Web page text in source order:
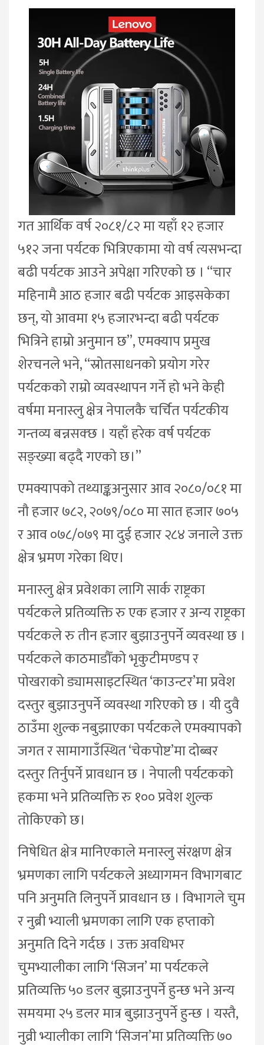
गत आर्थिक वर्ष २०८१/८२ मा यहाँ १२ हजार
५१२ जना पर्यटक भित्रिएकामा यो वर्ष त्यसभन्दा
बढी पर्यटक आउने अपेक्षा गरिएको छ । “चार
महिनामै आठ हजार बढी पर्यटक आइसकेका
छन्, यो आवमा १५ हजारभन्दा बढी पर्यटक
भित्रिने हाम्रो अनुमान छ”, एमक्याप प्रमुख
शेरचनले भने, “स्रोतसाधनको प्रयोग गरेर
पर्यटकको राम्रो व्यवस्थापन गर्ने हो भने केही
वर्षमा मनास्लु क्षेत्र नेपालकै चर्चित पर्यटकीय
गन्तव्य बन्नसक्छ । यहाँ हरेक वर्ष पर्यटक
सङ्ख्या बढ्दै गएको छ।”
एमक्यापको तथ्याङ्कअनुसार आव २०८०/०८१ मा
नौ हजार ७८२, २०७९/०८० मा सात हजार ७०५
र आव ०७८/०७९ मा दुई हजार २८४ जनाले उक्त
क्षेत्र भ्रमण गरेका थिए।
मनास्लु क्षेत्र प्रवेशका लागि सार्क राष्ट्रका
पर्यटकले प्रतिव्यक्ति रु एक हजार र अन्य राष्ट्रका
पर्यटकले रु तीन हजार बुझाउनुपर्ने व्यवस्था छ ।
पर्यटकले काठमाडौँको भृकुटीमण्डप र
पोखराको ड्यामसाइटस्थित ‘काउन्टर’मा प्रवेश
दस्तुर बुझाउनुपर्ने व्यवस्था गरिएको छ । यी दुवै
ठाउँमा शुल्क नबुझाएका पर्यटकले एमक्यापको
जगत र सामागाउँस्थित ‘चेकपोष्ट’मा दोब्बर
दस्तुर तिर्नुपर्ने प्रावधान छ । नेपाली पर्यटकको
हकमा भने प्रतिव्यक्ति रु १०० प्रवेश शुल्क
तोकिएको छ।
निषेधित क्षेत्र मानिएकाले मनास्लु संरक्षण क्षेत्र
भ्रमणका लागि पर्यटकले अध्यागमन विभागबाट
पनि अनुमति लिनुपर्ने प्रावधान छ । विभागले चुम
र नुब्री भ्याली भ्रमणका लागि एक हप्ताको
अनुमति दिने गर्दछ । उक्त अवधिभर
चुमभ्यालीका लागि ‘सिजन’ मा पर्यटकले
प्रतिव्यक्ति ५० डलर बुझाउनुपर्ने हुन्छ भने अन्य
समयमा २५ डलर मात्र बुझाउनुपर्ने हुन्छ । यस्तै,
नुव्री भ्यालीका लागि ‘सिजन’मा प्रतिव्यक्ति ७०